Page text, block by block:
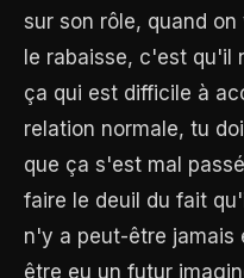
sur son rôle, quand
le rabaisse, c'est qu'il
ça qui est difficile à
relation normale, tu
que ça s'est mal
faire le deuil du fait
n'y a peut-être jamais
être eu un futur